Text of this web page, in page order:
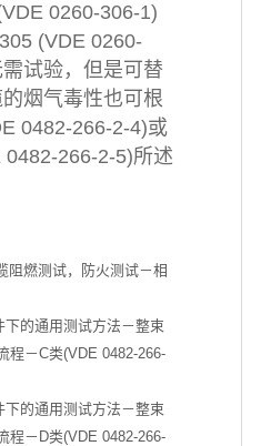
0260-306-1)
(VDE 0260-
试验，但是可替
烟气毒性也可根
0482-266-2-4)或
266-2-5)所述
阻燃测试，防火测试－相
下的通用测试方法－整束
程－C类(VDE 0482-266-
下的通用测试方法－整束
程－D类(VDE 0482-266-